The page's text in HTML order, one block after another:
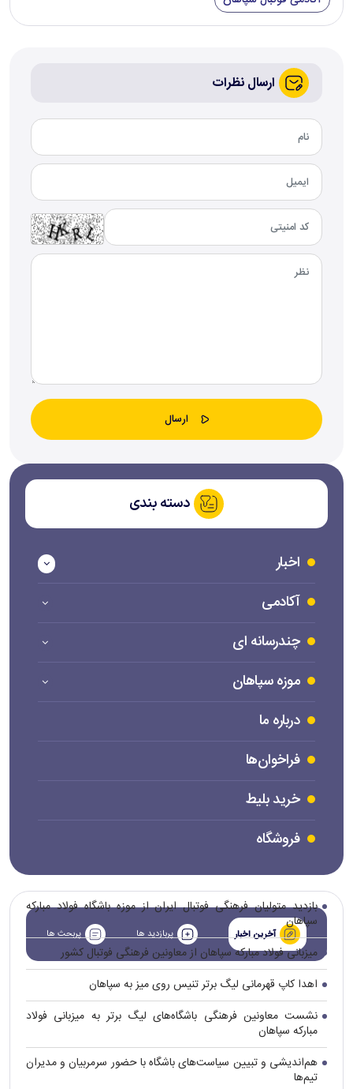
ارسال نظرات
دسته بندی
اخبار
آکادمی
چندرسانه ای
موزه سپاهان
درباره ما
فراخوان‌ها
خرید بلیط
فروشگاه
آخرین اخبار پربازدید ها پربحث ها
بازدید متولیان فرهنگی فوتبال ایران از موزه باشگاه فولاد مبارکه
سپاهان
میزبانی فولاد مبارکه سپاهان از معاونین فرهنگی فوتبال کشور
اهدا کاپ قهرمانی لیگ برتر تنیس روی میز به سپاهان
نشست معاونین فرهنگی باشگاه‌های لیگ برتر به میزبانی فولاد
مبارکه سپاهان
هم‌اندیشی و تبیین سیاست‌های باشگاه با حضور سرمربیان و مدیران
تیم‌ها